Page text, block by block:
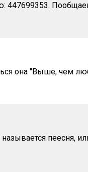
447699353.
она "Выше, чем
пеесня,